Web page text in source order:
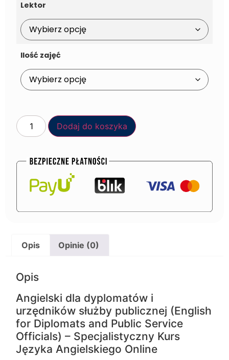
Lektor
Ilość zajęć
Dodaj do koszyka
Opis Opinie (0)
Opis
Angielski dla dyplomatów i
urzędników służby publicznej (English
for Diplomats and Public Service
Officials) – Specjalistyczny Kurs
Języka Angielskiego Online